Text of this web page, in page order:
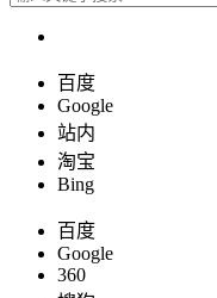
百度
Google
站内
淘宝
Bing
百度
Google
360